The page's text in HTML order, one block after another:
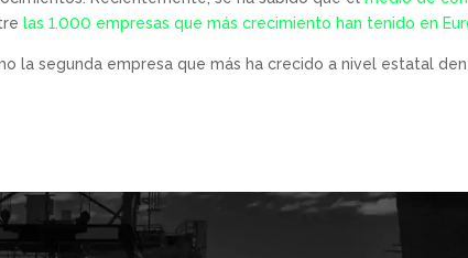
las 1.000 empresas que más crecimiento han tenido en
la segunda empresa que más ha crecido a nivel estatal